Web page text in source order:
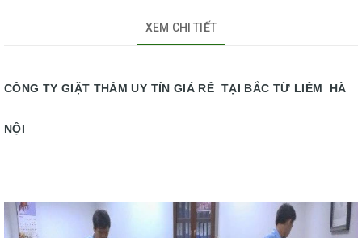
XEM CHI TIẾT
CÔNG TY GIẶT THẢM UY TÍN GIÁ RẺ TẠI BẮC TỪ LIÊM HÀ
NỘI